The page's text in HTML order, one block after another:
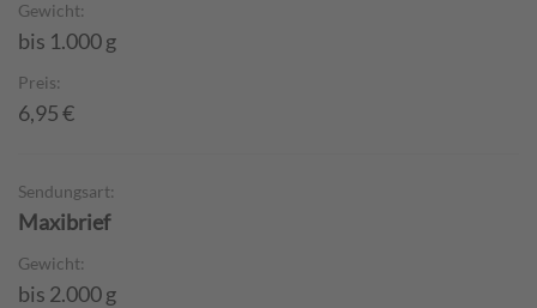
Gewicht:
bis 1.000 g
Preis:
6,95 €
Sendungsart:
Maxibrief
Gewicht:
bis 2.000 g